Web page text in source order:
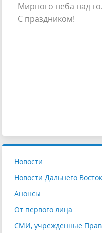
Мирного неба над
С праздником!
Новости
Новости Дальнего
Анонсы
От первого лица
СМИ, учрежденные